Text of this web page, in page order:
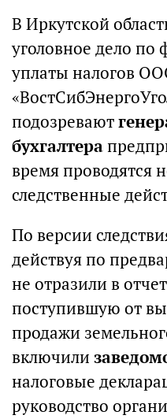
В Иркутской
уголовное дело по
уплаты налогов
подозревают
бухгалтера
время проводятся
следственные
По версии
действуя по
не отразили в
поступившую от
продажи
включили
налоговые
руководство